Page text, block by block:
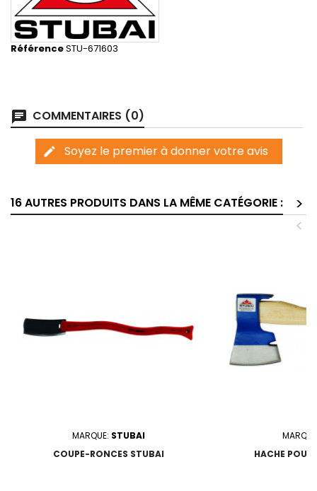
RéférenceSTU-671603
chat COMMENTAIRES (0)
edit Soyez le premier à donner votre avis
16 AUTRES PRODUITS DANS LA MÊME CATÉGORIE :
>
<
MARQUE: STUBAI
COUPE-RONCES STUBAI
HACHE POUR